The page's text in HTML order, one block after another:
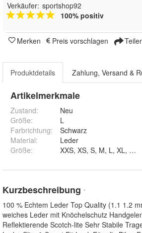
Verkäufer: sportshop92
100% positiv
Merken Preis vorschlagen
Produktdetails Zahlung, Versand &
Artikelmerkmale
Zustand:
Neu
Größe:
L
Farbrichtung:
Schwarz
Material:
Leder
Größe:
Kurzbeschreibung *
100 % Echtem Leder Top Quality (1.1 1.2
weiches Leder mit Knöchelschutz
Reflektierende Scotch-lite Sehr Stabile